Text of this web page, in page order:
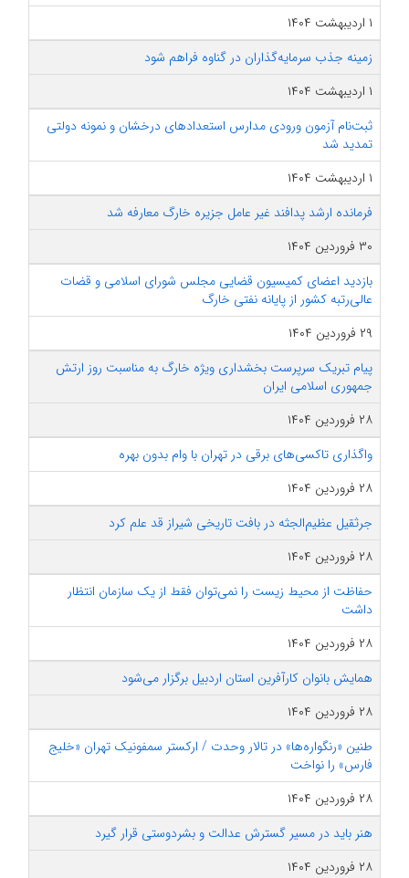
۱ اردیبهشت ۱۴۰۴
زمینه جذب سرمایه‌گذاران در گناوه فراهم شود
۱ اردیبهشت ۱۴۰۴
ثبت‌نام آزمون ورودی مدارس استعدادهای درخشان و نمونه دولتی
تمدید شد
۱ اردیبهشت ۱۴۰۴
فرمانده ارشد پدافند غیر عامل جزیره خارگ معارفه شد
۳۰ فروردین ۱۴۰۴
بازدید اعضای کمیسیون قضایی مجلس شورای اسلامی و قضات
عالی‌رتبه کشور از پایانه نفتی خارگ
۲۹ فروردین ۱۴۰۴
پیام تبریک سرپرست بخشداری ویژه خارگ به مناسبت روز ارتش
جمهوری اسلامی ایران
۲۸ فروردین ۱۴۰۴
واگذاری تاکسی‌های برقی در تهران با وام بدون بهره
۲۸ فروردین ۱۴۰۴
جرثقیل عظیم‌الجثه در بافت تاریخی شیراز قد علم کرد
۲۸ فروردین ۱۴۰۴
حفاظت از محیط زیست را نمی‌توان فقط از یک سازمان انتظار
داشت
۲۸ فروردین ۱۴۰۴
همایش بانوان کارآفرین استان اردبیل برگزار می‌شود
۲۸ فروردین ۱۴۰۴
طنین «رنگواره‌ها» در تالار وحدت / ارکستر سمفونیک تهران «خلیج
فارس» را نواخت
۲۸ فروردین ۱۴۰۴
هنر باید در مسیر گسترش عدالت و بشردوستی قرار گیرد
۲۸ فروردین ۱۴۰۴